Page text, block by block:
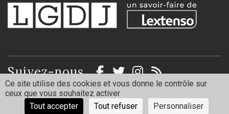
Suivez-nous
Mentions légales Politique de confidentialité
Ce site utilise des cookies et vous donne le contrôle sur
ceux que vous souhaitez activer
Tout accepter
Tout refuser Personnaliser